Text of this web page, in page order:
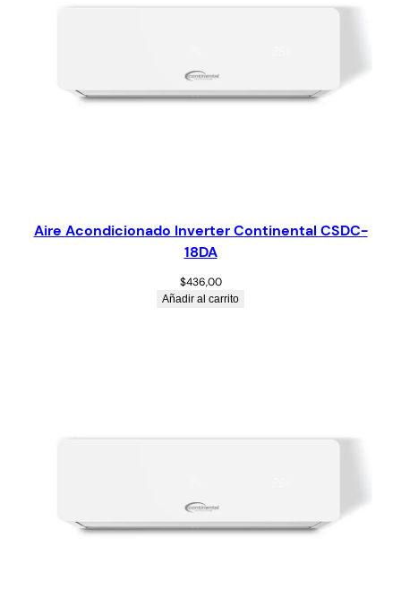
Aire Acondicionado Inverter Continental CSDC-
18DA
$436,00
Añadir al carrito